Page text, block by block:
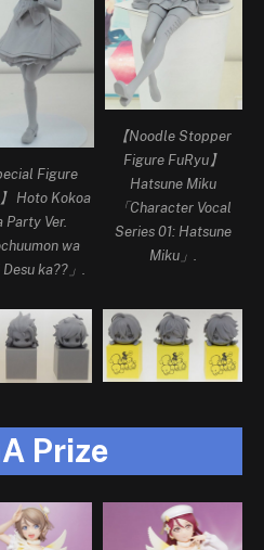
Figure
Hoto Kokoa
Party Ver.
wa
ka??」.
【Noodle Stopper
Figure FuRyu】
Hatsune Miku
「Character Vocal
Series 01: Hatsune
Miku」.
Prize